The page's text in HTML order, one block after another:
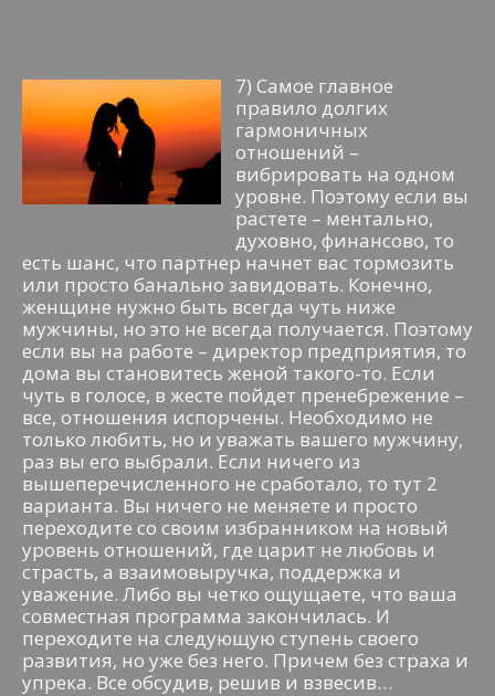
7) Самое главное
правило долгих
гармоничных
отношений –
вибрировать на одном
уровне. Поэтому если вы
растете – ментально,
духовно, финансово, то
есть шанс, что партнер начнет вас тормозить
или просто банально завидовать. Конечно,
женщине нужно быть всегда чуть ниже
мужчины, но это не всегда получается. Поэтому
если вы на работе – директор предприятия, то
дома вы становитесь женой такого-то. Если
чуть в голосе, в жесте пойдет пренебрежение –
все, отношения испорчены. Необходимо не
только любить, но и уважать вашего мужчину,
раз вы его выбрали. Если ничего из
вышеперечисленного не сработало, то тут 2
варианта. Вы ничего не меняете и просто
переходите со своим избранником на новый
уровень отношений, где царит не любовь и
страсть, а взаимовыручка, поддержка и
уважение. Либо вы четко ощущаете, что ваша
совместная программа закончилась. И
переходите на следующую ступень своего
развития, но уже без него. Причем без страха и
упрека. Все обсудив, решив и взвесив…